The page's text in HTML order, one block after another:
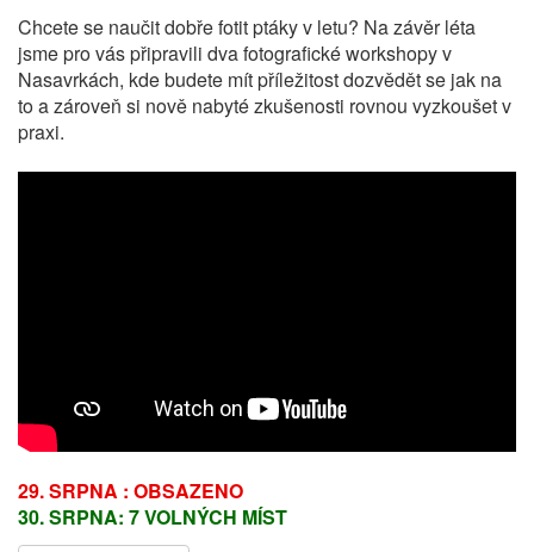
Chcete se naučit dobře fotit ptáky v letu? Na závěr léta
jsme pro vás připravili dva fotografické workshopy v
Nasavrkách, kde budete mít příležitost dozvědět se jak na
to a zároveň si nově nabyté zkušenosti rovnou vyzkoušet v
praxi.
29. SRPNA : OBSAZENO
30. SRPNA: 7 VOLNÝCH MÍST